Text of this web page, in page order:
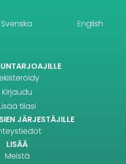
Svenska English
Kirjaudu
tilasi
JÄRJESTÄJILLE
LISÄÄ
Meistä